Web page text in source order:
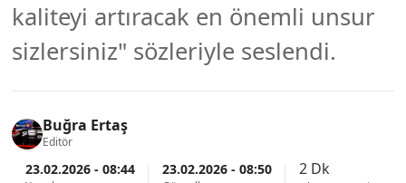
kaliteyi artıracak en önemli unsur
sizlersiniz" sözleriyle seslendi.
Buğra Ertaş
Editör
23.02.2026 - 08:44 23.02.2026 - 08:50 2 Dk